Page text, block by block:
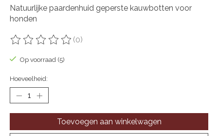
Natuurlijke paardenhuid geperste kauwbotten voor
honden
De beoordeling van dit product is
(0)
Op voorraad (5)
Hoeveelheid:
Toevoegen aan winkelwagen